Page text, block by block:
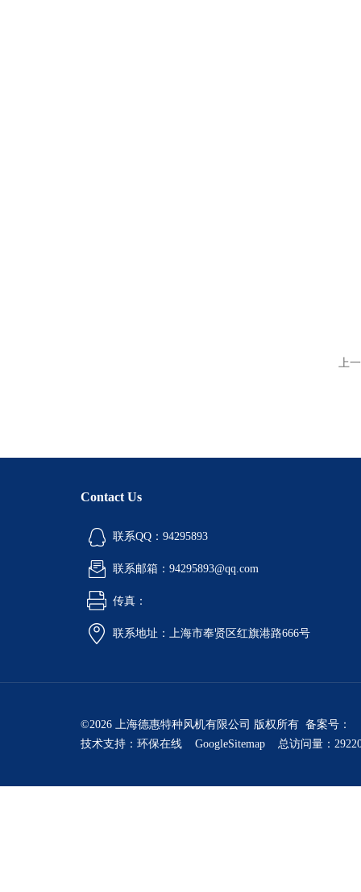
上
Contact Us
联系QQ：94295893
联系邮箱：94295893@qq.com
传真：
联系地址：上海市奉贤区红旗港路666号
©2026 上海德惠特种风机有限公司 版权所有 备案号：
技术支持： 环保在线 GoogleSitemap 总访问量：